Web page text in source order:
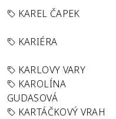
KAREL ČAPEK
KARIÉRA
KARLOVY VARY
KAROLÍNA
GUDASOVÁ
KARTÁČKOVÝ VRAH